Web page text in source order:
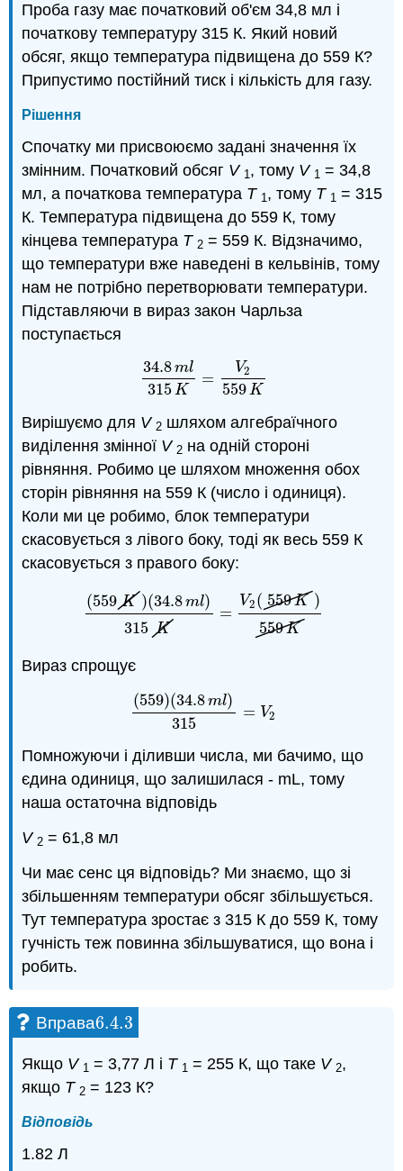
Проба газу має початковий об'єм 34,8 мл і
початкову температуру 315 К. Який новий
обсяг, якщо температура підвищена до 559 К?
Припустимо постійний тиск і кількість для газу.
Рішення
Спочатку ми присвоюємо задані значення їх
змінним. Початковий обсяг V 1 , тому V 1 = 34,8
мл, а початкова температура T 1 , тому T 1 = 315
К. Температура підвищена до 559 К, тому
кінцева температура T 2 = 559 К. Відзначимо,
що температури вже наведені в кельвінів, тому
нам не потрібно перетворювати температури.
Підставляючи в вираз закон Чарльза
поступається
34.8ml
315K
=
V2
559K
34.8ml315 K=V2559
Вирішуємо для V 2 шляхом алгебраїчного
виділення змінної V 2 на одній стороні
рівняння. Робимо це шляхом множення обох
сторін рівняння на 559 К (число і одиниця).
Коли ми це робимо, блок температури
скасовується з лівого боку, тоді як весь 559 К
скасовується з правого боку:
(559 K )(34.8ml)
315 K
=
V2( 559K )
559K
(559K)(34.8ml)315 K=V2(559K)559
Вираз спрощує
(559)(34.8ml)
315
= V2
(559)(34.8ml)315=V
Помножуючи і діливши числа, ми бачимо, що
єдина одиниця, що залишилася - mL, тому
наша остаточна відповідь
V 2 = 61,8 мл
Чи має сенс ця відповідь? Ми знаємо, що зі
збільшенням температури обсяг збільшується.
Тут температура зростає з 315 К до 559 К, тому
гучність теж повинна збільшуватися, що вона і
робить.
Вправа6.4.3
6.4.3
Якщо V 1 = 3,77 Л і Т 1 = 255 К, що таке V 2,
якщо Т 2 = 123 К?
Відповідь
1.82 Л